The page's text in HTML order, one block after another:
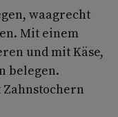
waagrecht
Mit einem
und mit Käse,
belegen.